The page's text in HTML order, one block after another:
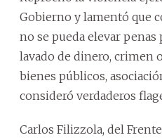
Gobierno y lamentó que
no se pueda elevar
lavado de dinero, crimen
bienes públicos,
consideró verdaderos
Carlos Filizzola, del